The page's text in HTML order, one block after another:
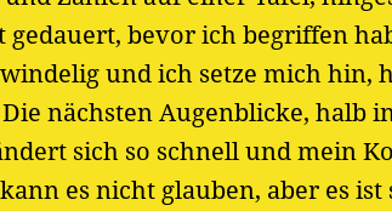
gedauert, bevor ich begriffen
und ich setze mich hin,
nächsten Augenblicke, halb
sich so schnell und mein
es nicht glauben, aber es